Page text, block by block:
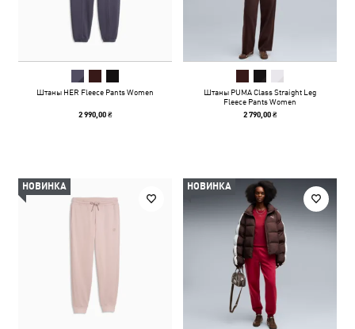
Штаны HER Fleece Pants Women
2 990,00 ₴
Штаны PUMA Class Straight Leg
Fleece Pants Women
2 790,00 ₴
НОВИНКА НОВИНКА